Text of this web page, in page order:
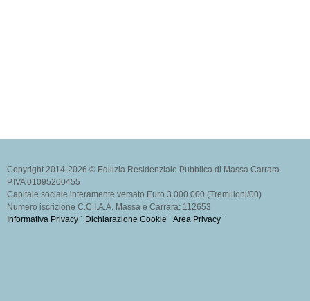
Copyright 2014-2026 © Edilizia Residenziale Pubblica di Massa Carrara
P.IVA 01095200455
Capitale sociale interamente versato Euro 3.000.000 (Tremilioni/00)
Numero iscrizione C.C.I.A.A. Massa e Carrara: 112653
Informativa Privacy ˙ Dichiarazione Cookie ˙ Area Privacy ˙